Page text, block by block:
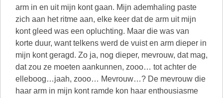
arm in en uit mijn kont gaan. Mijn ademhaling paste
zich aan het ritme aan, elke keer dat de arm uit mijn
kont gleed was een opluchting. Maar die was van
korte duur, want telkens werd de vuist en arm dieper in
mijn kont geragd. Zo ja, nog dieper, mevrouw, dat mag,
dat zou ze moeten aankunnen, zooo… tot achter de
elleboog…jaah, zooo… Mevrouw…? De mevrouw die
haar arm in mijn kont ramde kon haar enthousiasme